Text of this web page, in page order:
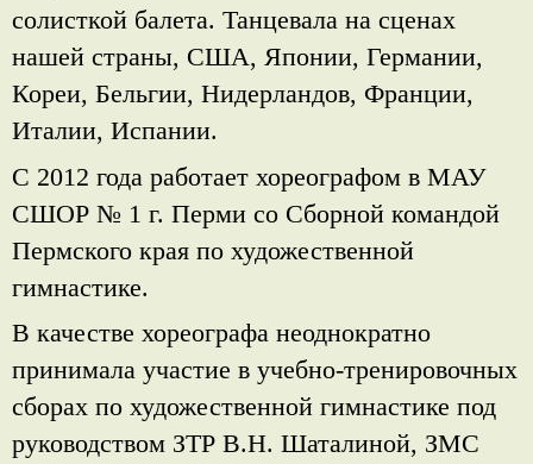
солисткой балета. Танцевала на сценах
нашей страны, США, Японии, Германии,
Кореи, Бельгии, Нидерландов, Франции,
Италии, Испании.
С 2012 года работает хореографом в МАУ
СШОР № 1 г. Перми со Сборной командой
Пермского края по художественной
гимнастике.
В качестве хореографа неоднократно
принимала участие в учебно-тренировочных
сборах по художественной гимнастике под
руководством ЗТР В.Н. Шаталиной, ЗМС